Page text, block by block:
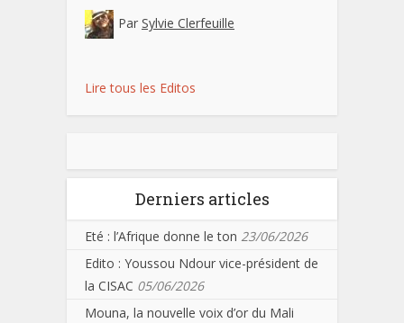
Par Sylvie Clerfeuille
Lire tous les Editos
Derniers articles
Eté : l’Afrique donne le ton 23/06/2026
Edito : Youssou Ndour vice-président de
la CISAC 05/06/2026
Mouna, la nouvelle voix d’or du Mali